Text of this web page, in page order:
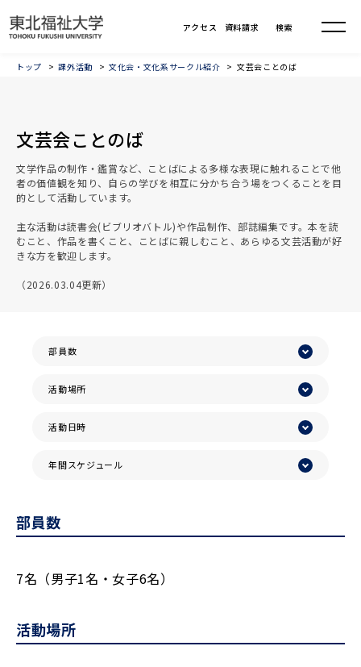
トップ 課外活動 文化会・文化系サークル紹介 文芸会ことのば
文芸会ことのば
文学作品の制作・鑑賞など、ことばによる多様な表現に触れることで他
者の価値観を知り、自らの学びを相互に分かち合う場をつくることを目
的として活動しています。
主な活動は読書会(ビブリオバトル)や作品制作、部誌編集です。本を読
むこと、作品を書くこと、ことばに親しむこと、あらゆる文芸活動が好
きな方を歓迎します。
（2026.03.04更新）
部員数
活動場所
活動日時
年間スケジュール
部員数
7名（男子1名・女子6名）
活動場所